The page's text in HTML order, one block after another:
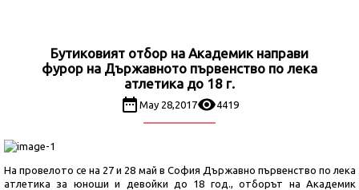
Бутиковият отбор на Академик направи
фурор на Държавното първенство по лека
атлетика до 18 г.
May 28,2017 4419
На провелото се на 27 и 28 май в София Държавно първенство по лека
атлетика за юноши и девойки до 18 год., отборът на Академик